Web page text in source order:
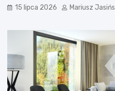
15 lipca 2026 Mariusz